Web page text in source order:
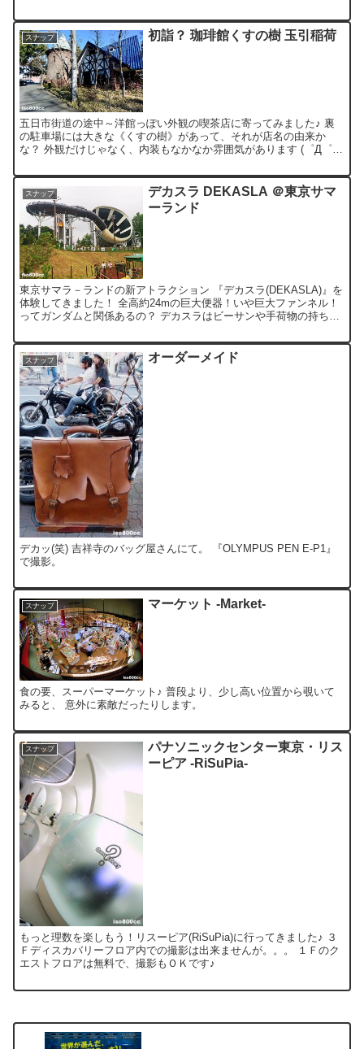
スナップ 初詣？ 珈琲館くすの樹 玉引稲荷
五日市街道の途中～洋館っぽい外観の喫茶店に寄ってみました♪ 裏
の駐車場には大きな《くすの樹》があって、それが店名の由来か
な？ 外観だけじゃなく、内装もなかなか雰囲気があります (゜Д゜)
スナップ
デカスラ DEKASLA ＠東京サマ
ーランド
東京サマラ－ランドの新アトラクション 『デカスラ(DEKASLA)』を
体験してきました！ 全高約24mの巨大便器！いや巨大ファンネル！
ってガンダムと関係あるの？ デカスラはビーサンや手荷物の持ち込
スナップ オーダーメイド
デカッ(笑) 吉祥寺のバッグ屋さんにて。 『OLYMPUS PEN E-P1』
で撮影。
スナップ マーケット -Market-
食の要、スーパーマーケット♪ 普段より、少し高い位置から覗いて
みると、 意外に素敵だったりします。
スナップ
パナソニックセンター東京・リス
ーピア -RiSuPia-
もっと理数を楽しもう！リスーピア(RiSuPia)に行ってきました♪ ３
Ｆディスカバリーフロア内での撮影は出来ませんが。。。 １Ｆのク
エストフロアは無料で、撮影もＯＫです♪